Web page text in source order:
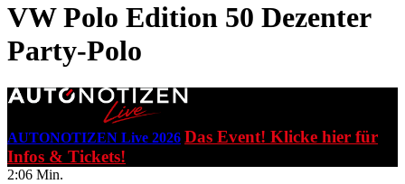
VW Polo Edition 50 Dezenter
Party-Polo
AUTONOTIZEN Live 2026 Das Event! Klicke hier für
Infos & Tickets!
2:06 Min.